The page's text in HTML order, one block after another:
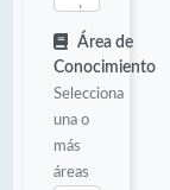
Área de
Conocimiento
Selecciona
una o
más
áreas